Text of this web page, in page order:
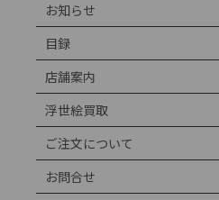
お知らせ
目録
店舗案内
浮世絵買取
ご注文について
お問合せ